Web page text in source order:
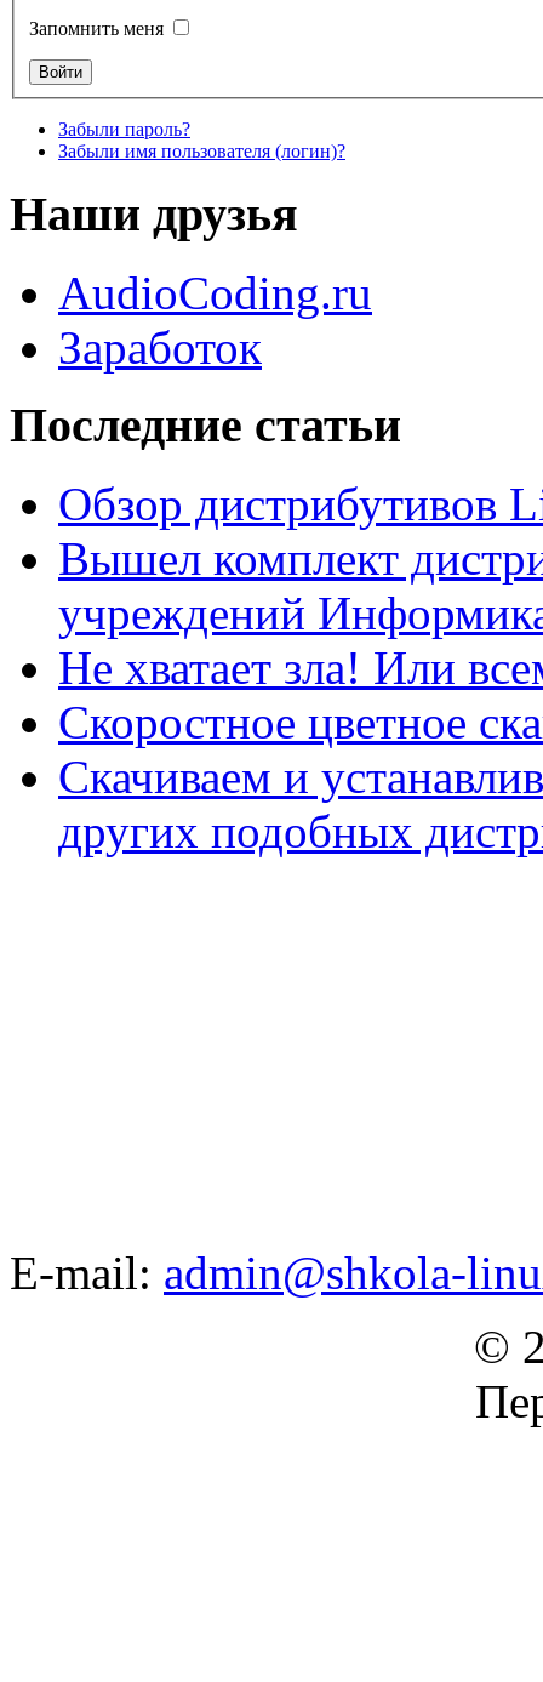
Запомнить меня
Забыли пароль?
Забыли имя пользователя (логин)?
Наши друзья
AudioCoding.ru
Заработок
Последние статьи
Обзор дистрибутивов
Вышел комплект
учреждений
Не хватает зла! Или
Скоростное цветное
Скачиваем и
других подобных
E-mail: admin@shkola-
©